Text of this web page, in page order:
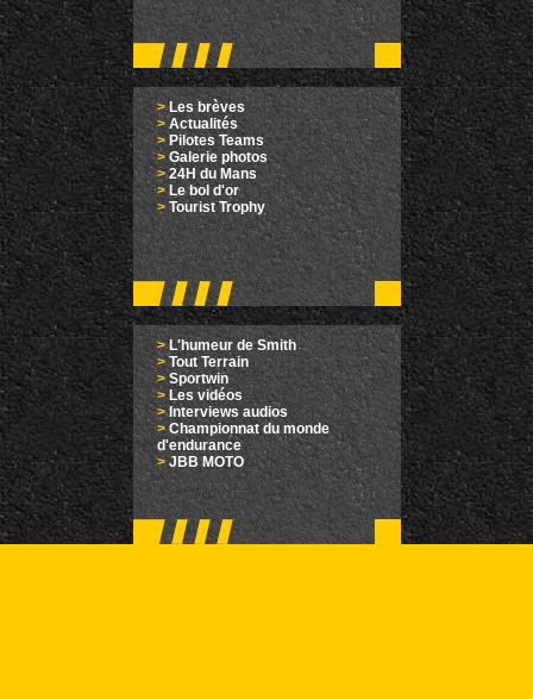
>Les brèves
> Actualités
> Pilotes Teams
>Galerie photos
>24H du Mans
>Le bol d'or
> Tourist Trophy
>L'humeur de Smith
> Tout Terrain
> Sportwin
> Les vidéos
> Interviews audios
>Championnat du monde
d'endurance
> JBB MOTO